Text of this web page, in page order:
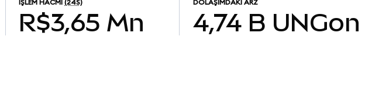
İŞLEM HACMI (24S)
R$3,65 Mn
DOLAŞIMDAKI ARZ
4,74 B UNGon